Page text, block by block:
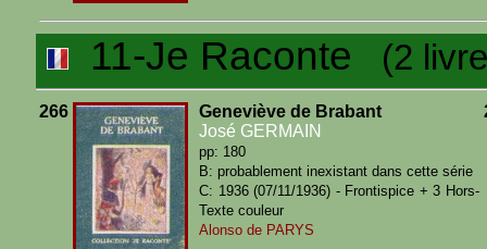
11-Je Raconte (2
266
Geneviève de Brabant
José GERMAIN
pp: 180
B: probablement inexistant dans cette série
C: 1936 (07/11/1936) - Frontispice + 3 Hors-
Texte couleur
Alonso de PARYS